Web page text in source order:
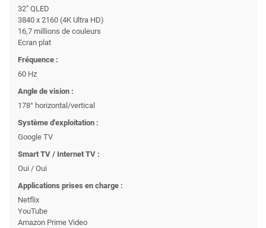
32" QLED
3840 x 2160 (4K Ultra HD)
16,7 millions de couleurs
Ecran plat
Fréquence :
60 Hz
Angle de vision :
178° horizontal/vertical
Système d'exploitation :
Google TV
Smart TV / Internet TV :
Oui / Oui
Applications prises en charge :
Netflix
YouTube
Amazon Prime Video